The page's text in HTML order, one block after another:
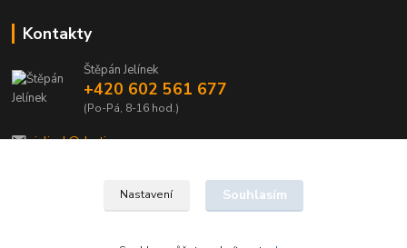
Kontakty
Štěpán Jelínek
+420 602 561 677
(Po-Pá, 8-16 hod.)
jelinek@dentia.cz
Nastavení Souhlasím